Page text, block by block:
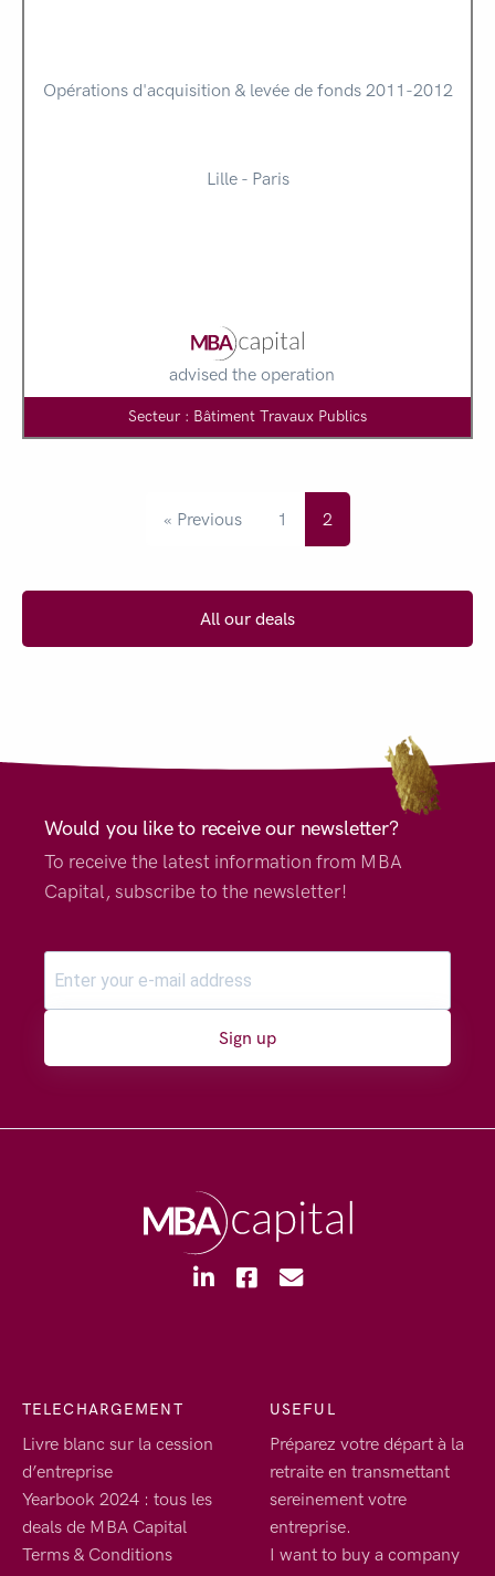
Opérations d'acquisition & levée de fonds 2011-2012
Lille - Paris
advised the operation
Secteur : Bâtiment Travaux Publics
« Previous 1 2
All our deals
Would you like to receive our newsletter?
To receive the latest information from MBA
Capital, subscribe to the newsletter!
Sign up
TELECHARGEMENT
Livre blanc sur la cession
d’entreprise
Yearbook 2024 : tous les
deals de MBA Capital
Terms & Conditions
USEFUL
Préparez votre départ à la
retraite en transmettant
sereinement votre
entreprise.
I want to buy a company